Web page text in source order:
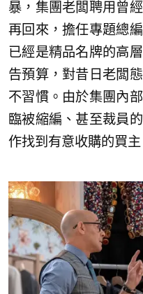
暴，集團老闆聘用曾
再回來，擔任專題總
已經是精品名牌的高
告預算，對昔日老闆
不習慣。由於集團內
臨被縮編、甚至裁員
作找到有意收購的買